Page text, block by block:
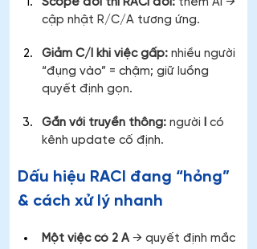
Scope đổi thì RACI đổi: thêm AI →
cập nhật R/C/A tương ứng.
Giảm C/I khi việc gấp: nhiều người
“đụng vào” = chậm; giữ luồng
quyết định gọn.
Gắn với truyền thông: người I có
kênh update cố định.
Dấu hiệu RACI đang “hỏng”
& cách xử lý nhanh
Một việc có 2 A → quyết định mắc